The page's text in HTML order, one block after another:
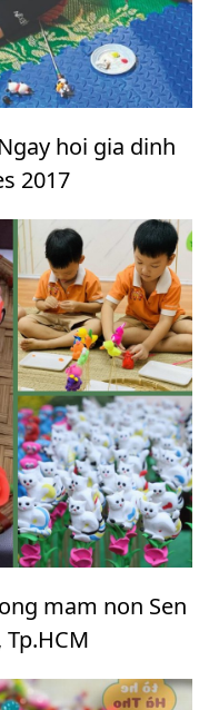
hoi gia dinh
2017
mam non Sen